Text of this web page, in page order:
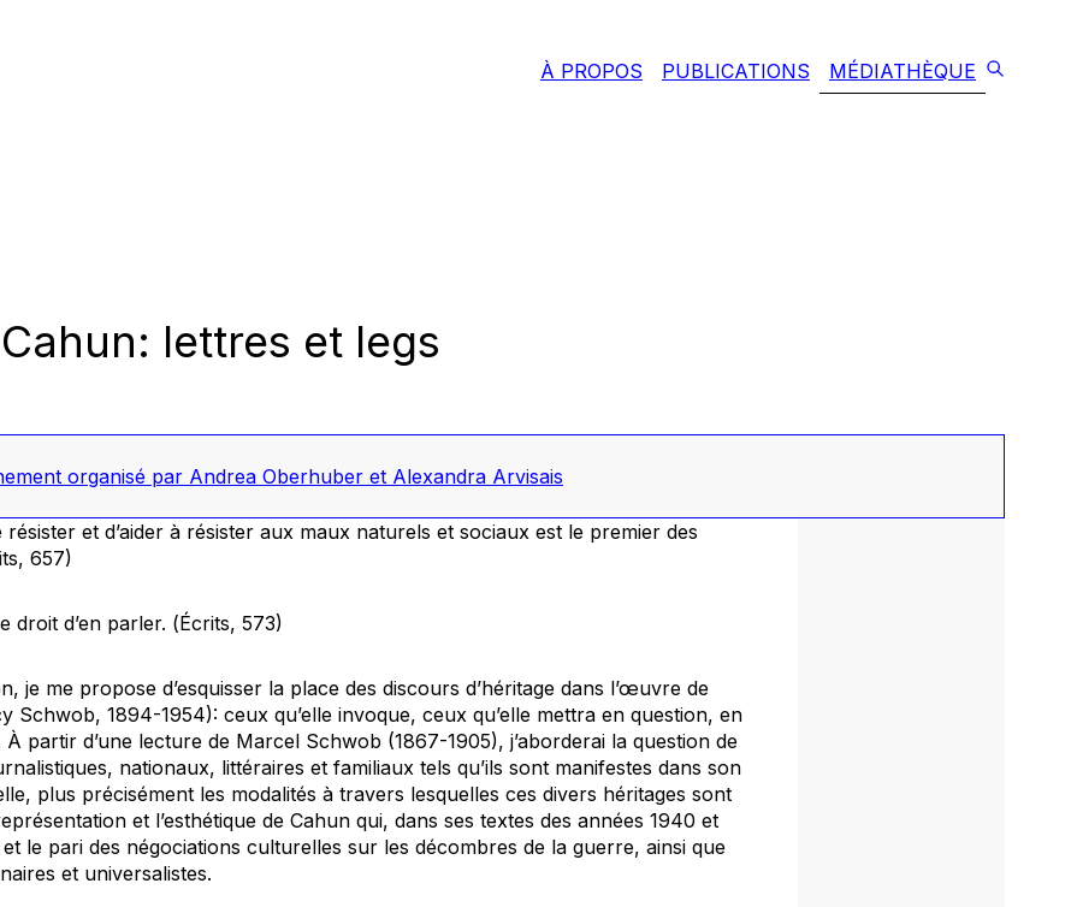
À PROPOS PUBLICATIONS MÉDIATHÈQUE
lettres et legs
organisé par Andrea Oberhuber et Alexandra Arvisais
résister et d’aider à résister aux maux naturels et sociaux est le premier des
, 657)
droit d’en parler. (Écrits, 573)
je me propose d’esquisser la place des discours d’héritage dans l’œuvre de
Schwob, 1894-1954): ceux qu’elle invoque, ceux qu’elle mettra en question, en
partir d’une lecture de Marcel Schwob (1867-1905), j’aborderai la question de
nationaux, littéraires et familiaux tels qu’ils sont manifestes dans son
plus précisément les modalités à travers lesquelles ces divers héritages sont
et l’esthétique de Cahun qui, dans ses textes des années 1940 et
le pari des négociations culturelles sur les décombres de la guerre, ainsi que
et universalistes.